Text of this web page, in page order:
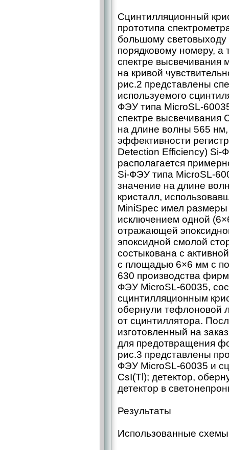
Сцинтилляционный
прототипа
большому
порядковому номеру, а
спектре высвечивания
на кривой
рис.2 представлены
используемого
ФЭУ типа MicroSL-
спектре высвечивания
на длине волны 565 нм,
эффективности
Detection Efficiency) Si-
располагается
Si-ФЭУ типа MicroSL-
значение на длине
кристалл,
MiniSpec имел
исключением одной
отражающей
эпоксидной смолой
состыкована c
с площадью 6×6 мм с
630 производства
ФЭУ MicroSL-60035,
сцинтилляционным
обернули тефлоновой
от сцинтиллятора.
изготовленный на
для предотвращения
рис.3 представлены
ФЭУ MicroSL-60035 и
CsI(Tl); детектор,
детектор в
Результаты
Использованные